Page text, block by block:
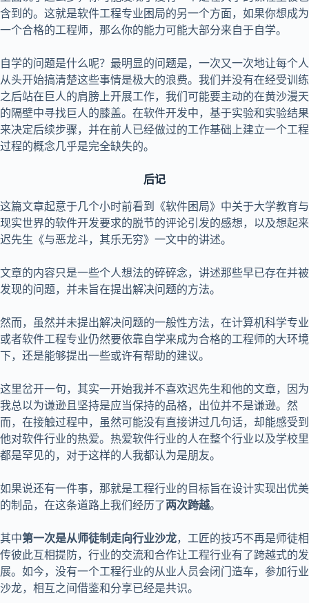
含到的。这就是软件工程专业困局的另一个方面，如果你想成为
一个合格的工程师，那么你的能力可能大部分来自于自学。
自学的问题是什么呢？最明显的问题是，一次又一次地让每个人
从头开始搞清楚这些事情是极大的浪费。我们并没有在经受训练
之后站在巨人的肩膀上开展工作，我们可能要主动的在黄沙漫天
的隔壁中寻找巨人的膝盖。在软件开发中，基于实验和实验结果
来决定后续步骤，并在前人已经做过的工作基础上建立一个工程
过程的概念几乎是完全缺失的。
后记
这篇文章起意于几个小时前看到《软件困局》中关于大学教育与
现实世界的软件开发要求的脱节的评论引发的感想，以及想起来
迟先生《与恶龙斗，其乐无穷》一文中的讲述。
文章的内容只是一些个人想法的碎碎念，讲述那些早已存在并被
发现的问题，并未旨在提出解决问题的方法。
然而，虽然并未提出解决问题的一般性方法，在计算机科学专业
或者软件工程专业仍然要依靠自学来成为合格的工程师的大环境
下，还是能够提出一些或许有帮助的建议。
这里岔开一句，其实一开始我并不喜欢迟先生和他的文章，因为
我总以为谦逊且坚持是应当保持的品格，出位并不是谦逊。然
而，在接触过程中，虽然可能没有直接讲过几句话，却能感受到
他对软件行业的热爱。热爱软件行业的人在整个行业以及学校里
都是罕见的，对于这样的人我都认为是朋友。
如果说还有一件事，那就是工程行业的目标旨在设计实现出优美
的制品，在这条道路上我们经历了两次跨越。
其中第一次是从师徒制走向行业沙龙，工匠的技巧不再是师徒相
传彼此互相提防，行业的交流和合作让工程行业有了跨越式的发
展。如今，没有一个工程行业的从业人员会闭门造车，参加行业
沙龙，相互之间借鉴和分享已经是共识。